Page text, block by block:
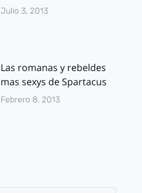
Julio 3, 2013
Las romanas y rebeldes
mas sexys de Spartacus
Febrero 8, 2013